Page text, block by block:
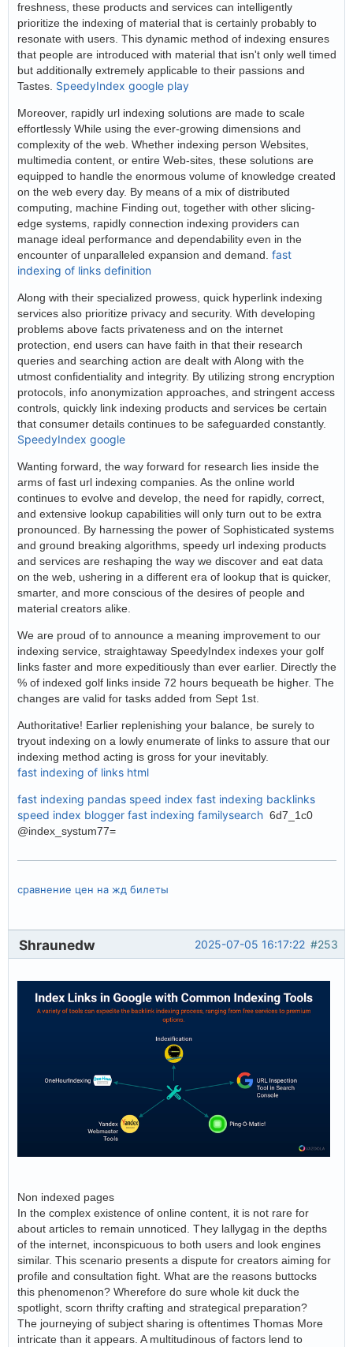
freshness, these products and services can intelligently
prioritize the indexing of material that is certainly probably to
resonate with users. This dynamic method of indexing ensures
that people are introduced with material that isn't only well timed
but additionally extremely applicable to their passions and
Tastes. SpeedyIndex google play
Moreover, rapidly url indexing solutions are made to scale
effortlessly While using the ever-growing dimensions and
complexity of the web. Whether indexing person Websites,
multimedia content, or entire Web-sites, these solutions are
equipped to handle the enormous volume of knowledge created
on the web every day. By means of a mix of distributed
computing, machine Finding out, together with other slicing-
edge systems, rapidly connection indexing providers can
manage ideal performance and dependability even in the
encounter of unparalleled expansion and demand. fast
indexing of links definition
Along with their specialized prowess, quick hyperlink indexing
services also prioritize privacy and security. With developing
problems above facts privateness and on the internet
protection, end users can have faith in that their research
queries and searching action are dealt with Along with the
utmost confidentiality and integrity. By utilizing strong encryption
protocols, info anonymization approaches, and stringent access
controls, quickly link indexing products and services be certain
that consumer details continues to be safeguarded constantly.
SpeedyIndex google
Wanting forward, the way forward for research lies inside the
arms of fast url indexing companies. As the online world
continues to evolve and develop, the need for rapidly, correct,
and extensive lookup capabilities will only turn out to be extra
pronounced. By harnessing the power of Sophisticated systems
and ground breaking algorithms, speedy url indexing products
and services are reshaping the way we discover and eat data
on the web, ushering in a different era of lookup that is quicker,
smarter, and more conscious of the desires of people and
material creators alike.
We are proud of to announce a meaning improvement to our
indexing service, straightaway SpeedyIndex indexes your golf
links faster and more expeditiously than ever earlier. Directly the
% of indexed golf links inside 72 hours bequeath be higher. The
changes are valid for tasks added from Sept 1st.
Authoritative! Earlier replenishing your balance, be surely to
tryout indexing on a lowly enumerate of links to assure that our
indexing method acting is gross for your inevitably.
fast indexing of links html
fast indexing pandas speed index fast indexing backlinks
speed index blogger fast indexing familysearch 6d7_1c0
@index_systum77=
сравнение цен на жд билеты
#253
2025-07-05 16:17:22
Shraunedw
Non indexed pages
In the complex existence of online content, it is not rare for
about articles to remain unnoticed. They lallygag in the depths
of the internet, inconspicuous to both users and look engines
similar. This scenario presents a dispute for creators aiming for
profile and consultation fight. What are the reasons buttocks
this phenomenon? Wherefore do sure whole kit duck the
spotlight, scorn thrifty crafting and strategical preparation?
The journeying of subject sharing is oftentimes Thomas More
intricate than it appears. A multitudinous of factors lend to